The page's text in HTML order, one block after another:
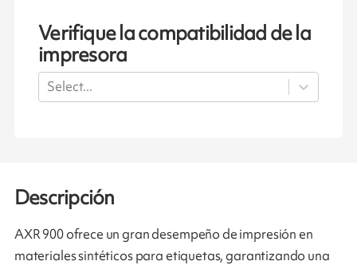
Verifique la compatibilidad de la
impresora
Select...
Descripción
AXR 900 ofrece un gran desempeño de impresión en
materiales sintéticos para etiquetas, garantizando una